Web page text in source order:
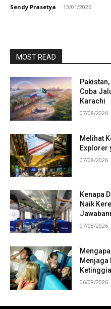
Sendy Prasetya - 13/01/2026
MOST READ
Coba
Karachi
07/08/2026
Melihat
Explorer
07/08/2026
Kenapa
Naik
07/08/2026
Menjaga
06/08/2026